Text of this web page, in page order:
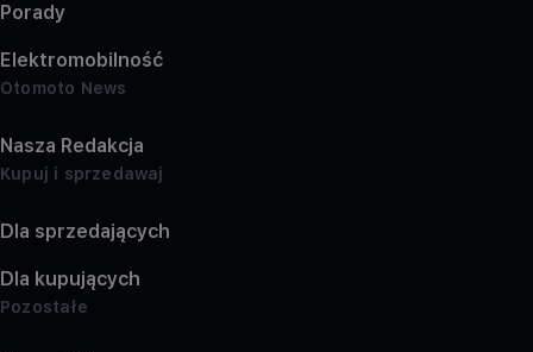
Porady
Elektromobilność
Otomoto News
Nasza Redakcja
Kupuj i sprzedawaj
Dla sprzedających
Dla kupujących
Pozostałe